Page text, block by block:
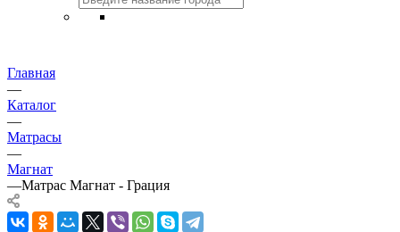
Главная
—
Каталог
—
Матрасы
—
Магнат
—Матрас Магнат - Грация